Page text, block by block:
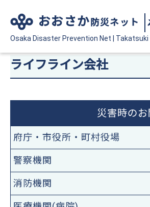
おおさか 防災ネット
Osaka Disaster Prevention Net Takatsuki
ライフライン会社
災害時の
府庁・市役所・町村役場
警察機関
消防機関